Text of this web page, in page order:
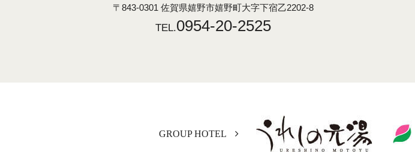
〒843-0301佐賀県嬉野市嬉野町大字下宿乙2202-8
TEL.0954-20-2525
GROUP HOTEL